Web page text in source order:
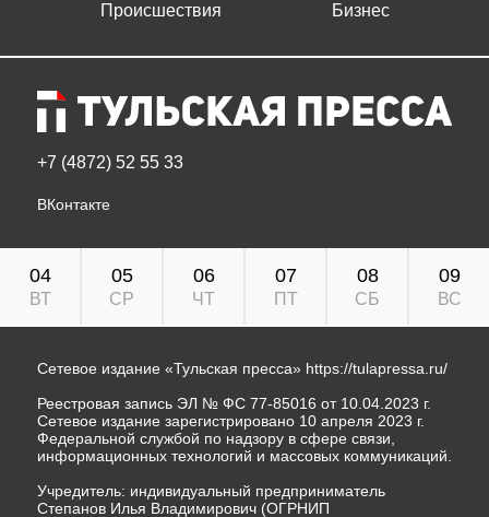
Происшествия
Бизнес
+7 (4872) 52 55 33
ВКонтакте
04
ВТ
05
СР
06
ЧТ
07
ПТ
08
СБ
09
ВС
Сетевое издание «Тульская пресса» https://tulapressa.ru/
Реестровая запись ЭЛ № ФС 77-85016 от 10.04.2023 г.
Сетевое издание зарегистрировано 10 апреля 2023 г.
Федеральной службой по надзору в сфере связи,
информационных технологий и массовых коммуникаций.
Учредитель: индивидуальный предприниматель
Степанов Илья Владимирович (ОГРНИП